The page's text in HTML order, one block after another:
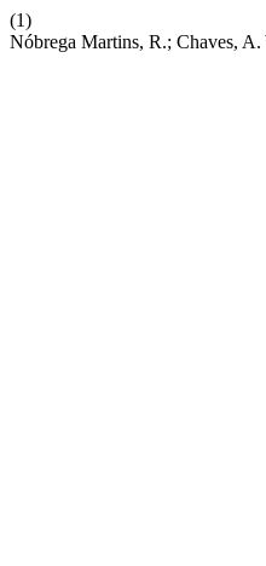
(1)
Nóbrega Martins, R.; Chaves,